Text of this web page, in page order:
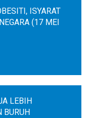
ISYARAT
(17 MEI
LEBIH
BURUH